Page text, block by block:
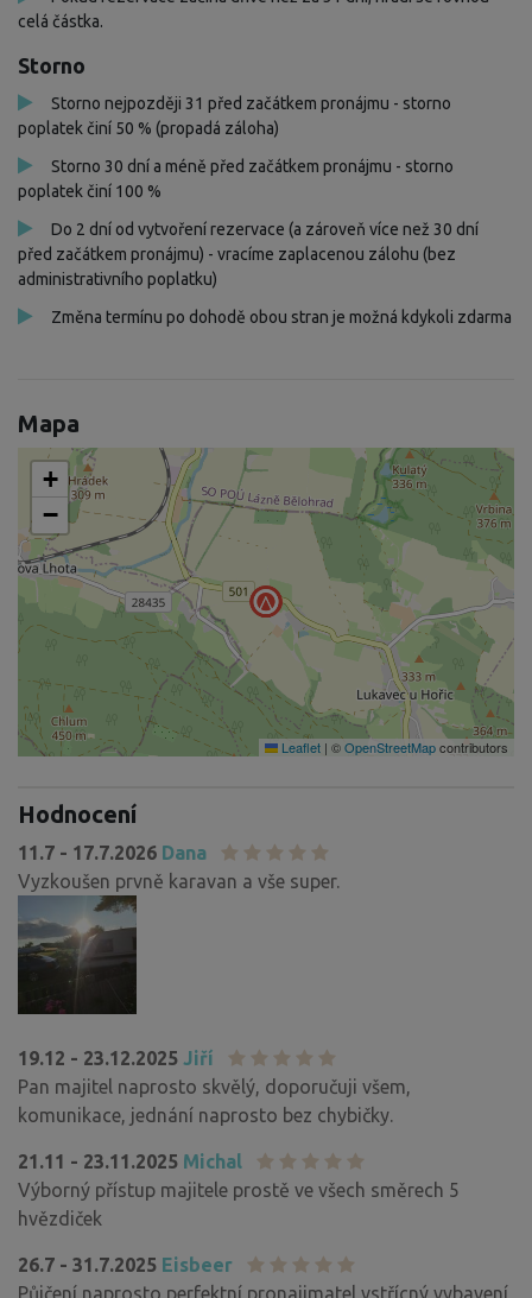
celá částka.
Storno
Storno nejpozději 31 před začátkem pronájmu - storno
poplatek činí 50 % (propadá záloha)
Storno 30 dní a méně před začátkem pronájmu - storno
poplatek činí 100 %
Do 2 dní od vytvoření rezervace (a zároveň více než 30 dní
před začátkem pronájmu) - vracíme zaplacenou zálohu (bez
administrativního poplatku)
Změna termínu po dohodě obou stran je možná kdykoli zdarma
Mapa
+
−
Leaflet | ©OpenStreetMapcontributors
Hodnocení
11.7 - 17.7.2026 Dana
Vyzkoušen prvně karavan a vše super.
19.12 - 23.12.2025 Jiří
Pan majitel naprosto skvělý, doporučuji všem,
komunikace, jednání naprosto bez chybičky.
21.11 - 23.11.2025 Michal
Výborný přístup majitele prostě ve všech směrech 5
hvězdiček
26.7 - 31.7.2025 Eisbeer
Půjčení naprosto perfektní pronajimatel vstřícný vybavení